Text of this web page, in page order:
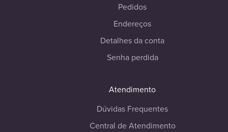
Pedidos
Endereços
Detalhes da conta
Senha perdida
Atendimento
Dúvidas Frequentes
Central de Atendimento